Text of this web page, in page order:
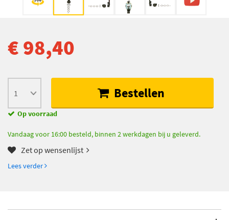
€ 98,40
Bestellen
Op voorraad
Vandaag voor 16:00 besteld, binnen 2 werkdagen bij u geleverd.
Zet op wensenlijst
Lees verder